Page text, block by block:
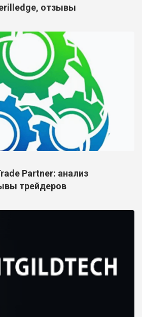
отзывы
Partner: анализ
трейдеров